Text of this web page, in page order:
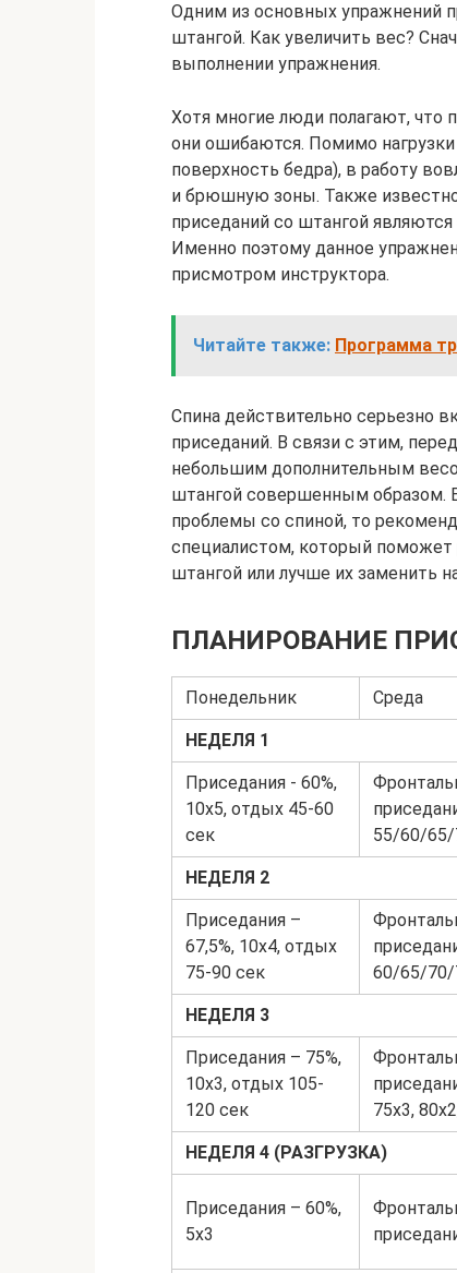
Одним из основных упражнений
штангой. Как увеличить вес?
выполнении упражнения.
Хотя многие люди полагают, что
они ошибаются. Помимо
поверхность бедра), в работу
и брюшную зоны. Также
приседаний со штангой
Именно поэтому данное
присмотром инструктора.
Читайте также: Программа
Спина действительно серьезно
приседаний. В связи с этим,
небольшим дополнительным
штангой совершенным образом.
проблемы со спиной, то
специалистом, который
штангой или лучше их заменить
ПЛАНИРОВАНИЕ
Понедельник Среда
НЕДЕЛЯ 1
Приседания ‐ 60%,
10х5, отдых 45‐60
сек
55/60/65/
НЕДЕЛЯ 2
Приседания –
67,5%, 10х4, отдых
75‐90 сек
60/65/70/
НЕДЕЛЯ 3
Приседания – 75%,
10х3, отдых 105‐
120 сек
75х3,
НЕДЕЛЯ 4 (РАЗГРУЗКА)
Приседания – 60%,
5х3